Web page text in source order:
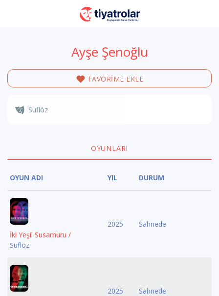
Ayşe Şenoğlu
FAVORİME EKLE
Suflöz
OYUNLARI
OYUN ADI YIL DURUM
İki Yeşil Susamuru /
Suflöz
2025 Sahnede
2025 Sahnede